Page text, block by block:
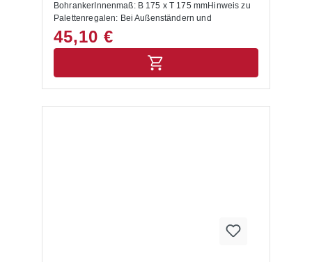
BohrankerInnenmaß: B 175 x T 175 mmHinweis zu
Palettenregalen: Bei Außenständern und
Durchfahrten sind Anfahrschutzecken anzubringen.
45,10 €